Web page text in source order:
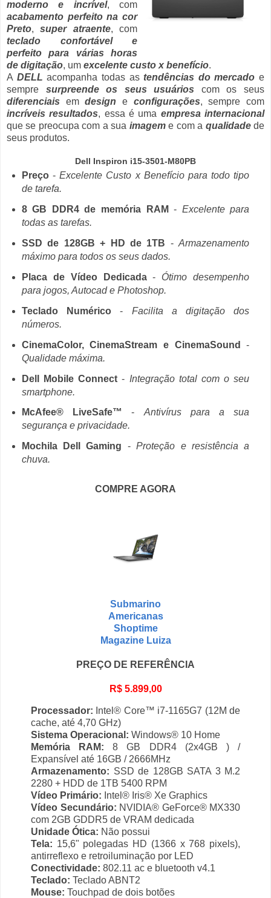
moderno e incrível, com
acabamento perfeito na cor
Preto,super atraente, com
teclado confortável e
perfeito para várias horas
de digitação, um excelente custo x benefício.
A DELL acompanha todas astendências do mercado e
sempre surpreende os seus usuários com os seus
diferenciais emdesign e configurações, sempre com
incríveis resultados, essa é uma empresa internacional
que se preocupa com a sua imageme com a qualidadede
seus produtos.
Dell Inspiron i15-3501-M80PB
Preço-Excelente Custo x Benefício para todo tipo
de tarefa.
8 GB DDR4 de memória RAM - Excelente para
todas as tarefas.
SSD de 128GB + HD de 1TB -Armazenamento
máximo para todos os seus dados.
Placa de Vídeo Dedicada- Ótimo desempenho
para jogos, Autocad e Photoshop.
Teclado Numérico- Facilita a digitação dos
números.
CinemaColor, CinemaStream e CinemaSound
-
Qualidade máxima.
Dell Mobile Connect - Integração total com o seu
smartphone.
McAfee® LiveSafe™
- Antivírus para a sua
segurança e privacidade.
Mochila Dell Gaming -Proteção e resistência a
chuva.
COMPRE AGORA
Submarino
Americanas
Shoptime
Magazine Luiza
PREÇO DE REFERÊNCIA
R$ 5.899,00
Processador: Intel® Core™ i7-1165G7 (12M de
cache, até 4,70 GHz)
Sistema Operacional: Windows® 10 Home
Memória RAM: 8 GB DDR4 (2x4GB ) /
Expansível até 16GB / 2666MHz
Armazenamento: SSD de 128GB SATA 3 M.2
2280 + HDD de 1TB 5400 RPM
Vídeo Primário: Intel® Iris® Xe Graphics
Vídeo Secundário: NVIDIA® GeForce® MX330
com 2GB GDDR5 de VRAM dedicada
Unidade Ótica: Não possui
Tela: 15,6" polegadas HD (1366 x 768 pixels),
antirreflexo e retroiluminação por LED
Conectividade: 802.11 ac e bluetooth v4.1
Teclado: Teclado ABNT2
Mouse: Touchpad de dois botões